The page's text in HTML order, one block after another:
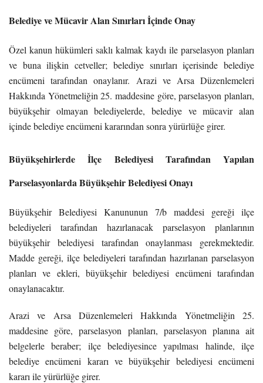
Belediye ve Mücavir Alan Sınırları İçinde Onay
Özel kanun hükümleri saklı kalmak kaydı ile parselasyon planları
ve buna ilişkin cetveller; belediye sınırları içerisinde belediye
encümeni tarafından onaylanır. Arazi ve Arsa Düzenlemeleri
Hakkında Yönetmeliğin 25. maddesine göre, parselasyon planları,
büyükşehir olmayan belediyelerde, belediye ve mücavir alan
içinde belediye encümeni kararından sonra yürürlüğe girer.
Büyükşehirlerde İlçe Belediyesi Tarafından Yapılan
Parselasyonlarda Büyükşehir Belediyesi Onayı
Büyükşehir Belediyesi Kanununun 7/b maddesi gereği ilçe
belediyeleri tarafından hazırlanacak parselasyon planlarının
büyükşehir belediyesi tarafından onaylanması gerekmektedir.
Madde gereği, ilçe belediyeleri tarafından hazırlanan parselasyon
planları ve ekleri, büyükşehir belediyesi encümeni tarafından
onaylanacaktır.
Arazi ve Arsa Düzenlemeleri Hakkında Yönetmeliğin 25.
maddesine göre, parselasyon planları, parselasyon planına ait
belgelerle beraber; ilçe belediyesince yapılması halinde, ilçe
belediye encümeni kararı ve büyükşehir belediyesi encümeni
kararı ile yürürlüğe girer.